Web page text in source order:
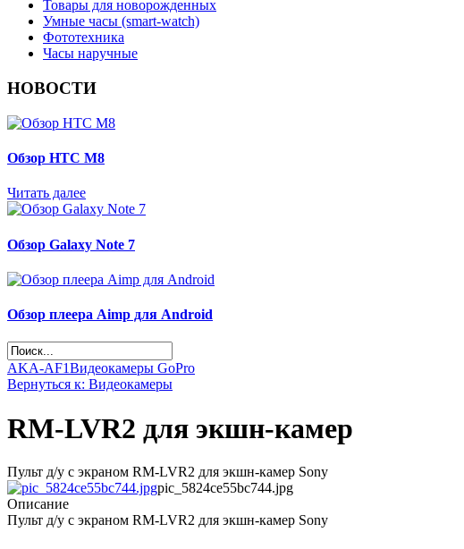
Товары для новорожденных
Умные часы (smart-watch)
Фототехника
Часы наручные
НОВОСТИ
Обзор НТС М8
Читать далее
Обзор Galaxy Note 7
Обзор плеера Aimp для Android
AKA-AF1Видеокамеры GoPro
Вернуться к: Видеокамеры
RM-LVR2 для экшн-камер
Пульт д/у с экраном RM-LVR2 для экшн-камер Sony
pic_5824ce55bc744.jpg
Описание
Пульт д/у с экраном RM-LVR2 для экшн-камер Sony